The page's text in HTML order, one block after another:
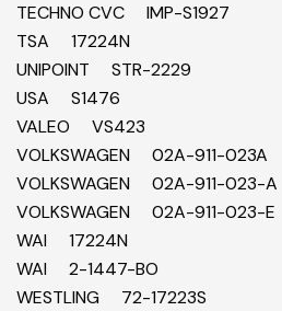
TECHNO CVC IMP-S1927
TSA 17224N
UNIPOINT STR-2229
USA S1476
VALEO VS423
VOLKSWAGEN 02A-911-023A
VOLKSWAGEN 02A-911-023-A
VOLKSWAGEN 02A-911-023-E
WAI 17224N
WAI 2-1447-BO
WESTLING 72-17223S